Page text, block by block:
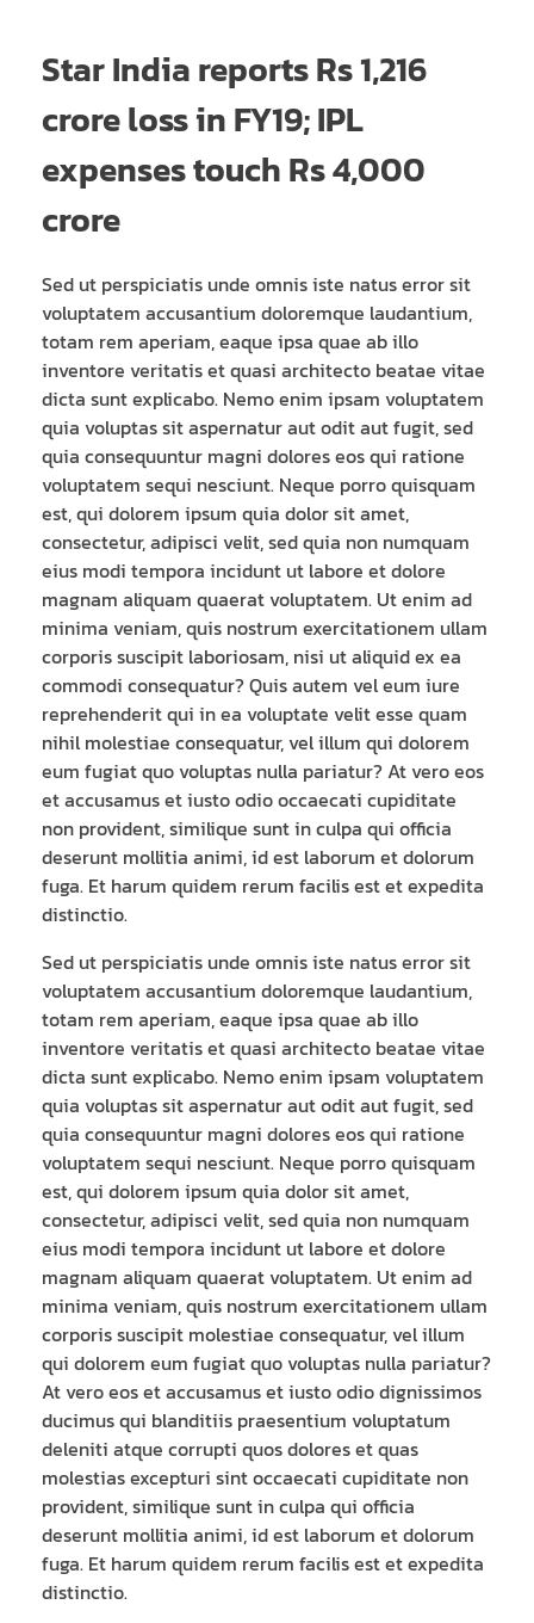
Star India reports Rs 1,216
crore loss in FY19; IPL
expenses touch Rs 4,000
crore
Sed ut perspiciatis unde omnis iste natus error sit
voluptatem accusantium doloremque laudantium,
totam rem aperiam, eaque ipsa quae ab illo
inventore veritatis et quasi architecto beatae vitae
dicta sunt explicabo. Nemo enim ipsam voluptatem
quia voluptas sit aspernatur aut odit aut fugit, sed
quia consequuntur magni dolores eos qui ratione
voluptatem sequi nesciunt. Neque porro quisquam
est, qui dolorem ipsum quia dolor sit amet,
consectetur, adipisci velit, sed quia non numquam
eius modi tempora incidunt ut labore et dolore
magnam aliquam quaerat voluptatem. Ut enim ad
minima veniam, quis nostrum exercitationem ullam
corporis suscipit laboriosam, nisi ut aliquid ex ea
commodi consequatur? Quis autem vel eum iure
reprehenderit qui in ea voluptate velit esse quam
nihil molestiae consequatur, vel illum qui dolorem
eum fugiat quo voluptas nulla pariatur? At vero eos
et accusamus et iusto odio occaecati cupiditate
non provident, similique sunt in culpa qui officia
deserunt mollitia animi, id est laborum et dolorum
fuga. Et harum quidem rerum facilis est et expedita
distinctio.
Sed ut perspiciatis unde omnis iste natus error sit
voluptatem accusantium doloremque laudantium,
totam rem aperiam, eaque ipsa quae ab illo
inventore veritatis et quasi architecto beatae vitae
dicta sunt explicabo. Nemo enim ipsam voluptatem
quia voluptas sit aspernatur aut odit aut fugit, sed
quia consequuntur magni dolores eos qui ratione
voluptatem sequi nesciunt. Neque porro quisquam
est, qui dolorem ipsum quia dolor sit amet,
consectetur, adipisci velit, sed quia non numquam
eius modi tempora incidunt ut labore et dolore
magnam aliquam quaerat voluptatem. Ut enim ad
minima veniam, quis nostrum exercitationem ullam
corporis suscipit molestiae consequatur, vel illum
qui dolorem eum fugiat quo voluptas nulla pariatur?
At vero eos et accusamus et iusto odio dignissimos
ducimus qui blanditiis praesentium voluptatum
deleniti atque corrupti quos dolores et quas
molestias excepturi sint occaecati cupiditate non
provident, similique sunt in culpa qui officia
deserunt mollitia animi, id est laborum et dolorum
fuga. Et harum quidem rerum facilis est et expedita
distinctio.